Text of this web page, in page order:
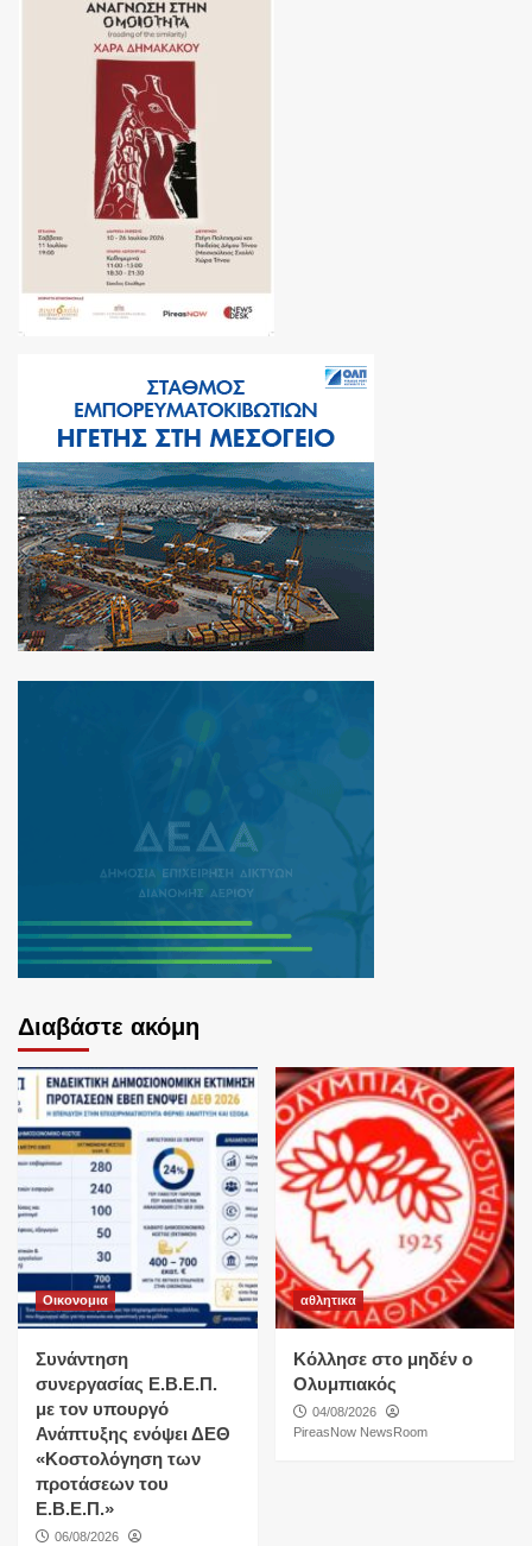
Διαβάστε ακόμη
Οικονομια
Συνάντηση
συνεργασίας Ε.Β.Ε.Π.
με τον υπουργό
Ανάπτυξης ενόψει ΔΕΘ
«Κοστολόγηση των
προτάσεων του
Ε.Β.Ε.Π.»
06/08/2026
αθλητικα
Κόλλησε στο μηδέν ο
Ολυμπιακός
04/08/2026
PireasNow NewsRoom